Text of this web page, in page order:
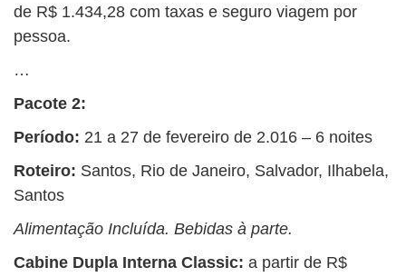
de R$ 1.434,28 com taxas e seguro viagem por
pessoa.
…
Pacote 2:
Período: 21 a 27 de fevereiro de 2.016 – 6 noites
Roteiro: Santos, Rio de Janeiro, Salvador, Ilhabela,
Santos
Alimentação Incluída. Bebidas à parte.
Cabine Dupla Interna Classic: a partir de R$